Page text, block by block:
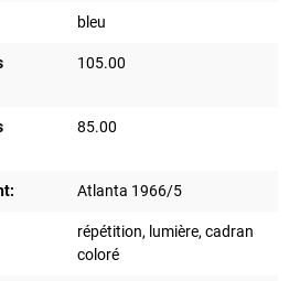
bleu
105.00
85.00
Atlanta 1966/5
répétition, lumière, cadran
coloré